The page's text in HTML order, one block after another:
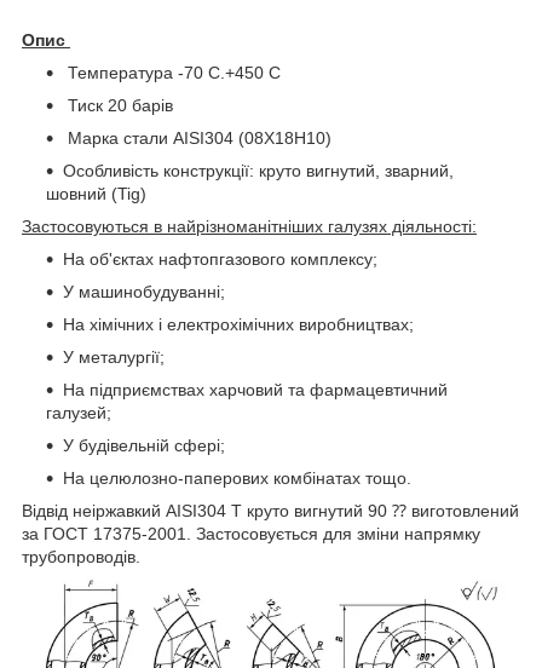
Опис
Температура -70 С.+450 С
Тиск 20 барів
Марка стали AISI304 (08Х18Н10)
Особливість конструкції: круто вигнутий, зварний,
шовний (Tig)
Застосовуються в найрізноманітніших галузях діяльності:
На об'єктах нафтопгазового комплексу;
У машинобудуванні;
На хімічних і електрохімічних виробництвах;
У металургії;
На підприємствах харчовий та фармацевтичний
галузей;
У будівельній сфері;
На целюлозно-паперових комбінатах тощо.
Відвід неіржавкий AISI304 Т круто вигнутий 90 ⁇ виготовлений
за ГОСТ 17375-2001. Застосовується для зміни напрямку
трубопроводів.